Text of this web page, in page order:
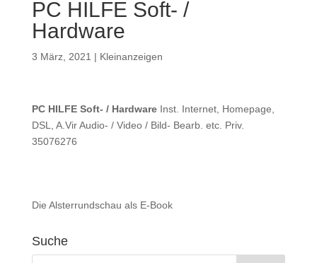
PC HILFE Soft- /
Hardware
3 März, 2021 | Kleinanzeigen
PC HILFE Soft- / HardwareInst. Internet, Homepage,
DSL, A.Vir Audio- / Video / Bild- Bearb. etc. Priv.
35076276
Die Alsterrundschau als E-Book
Suche